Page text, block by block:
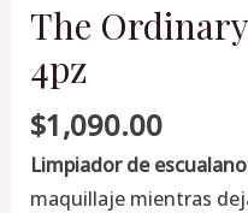
The
4pz
$1,090.00
Limpiador de
maquillaje mientras